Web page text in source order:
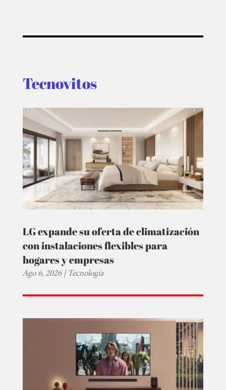
SERIES
PLUS
EVENTOS
Tecnovitos
LG expande su oferta de climatización
con instalaciones flexibles para
hogares y empresas
Ago 6, 2026|Tecnología